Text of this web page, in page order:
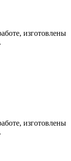
изготовлены
изготовлены